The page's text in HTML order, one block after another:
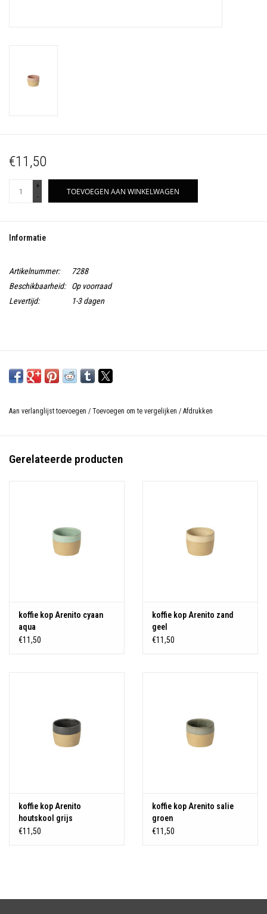
€11,50
+
-
TOEVOEGEN AAN WINKELWAGEN
Informatie
Artikelnummer:
7288
Beschikbaarheid:
Op voorraad
Levertijd:
1-3 dagen
Aan verlanglijst toevoegen / Toevoegen om te vergelijken / Afdrukken
Gerelateerde producten
koffie kop Arenito cyaan
aqua
€11,50
koffie kop Arenito zand
geel
€11,50
koffie kop Arenito
houtskool grijs
€11,50
koffie kop Arenito salie
groen
€11,50